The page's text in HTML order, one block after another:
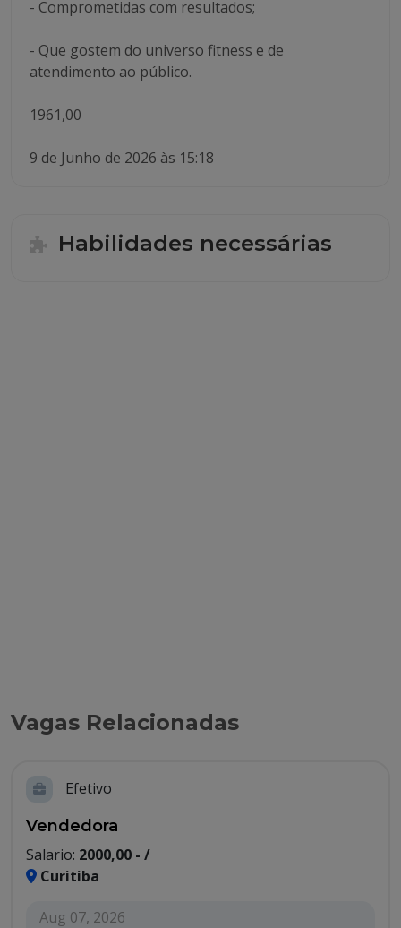
- Comprometidas com resultados;
- Que gostem do universo fitness e de
atendimento ao público.
1961,00
9 de Junho de 2026 às 15:18
Habilidades necessárias
Vagas Relacionadas
Efetivo
Vendedora
Salario: 2000,00 - /
Curitiba
Aug 07, 2026